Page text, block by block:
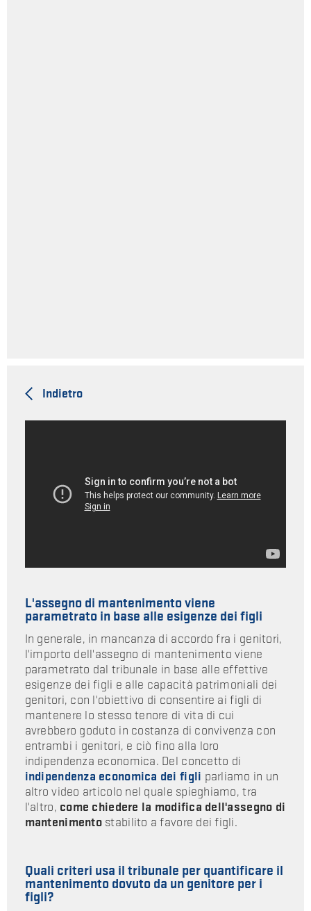
Indietro
L'assegno di mantenimento viene
parametrato in base alle esigenze dei figli
In generale, in mancanza di accordo fra i genitori,
l'importo dell'assegno di mantenimento viene
parametrato dal tribunale in base alle effettive
esigenze dei figli e alle capacità patrimoniali dei
genitori, con l'obiettivo di consentire ai figli di
mantenere lo stesso tenore di vita di cui
avrebbero goduto in costanza di convivenza con
entrambi i genitori, e ciò fino alla loro
indipendenza economica. Del concetto di
indipendenza economica dei figli parliamo in un
altro video articolo nel quale spieghiamo, tra
l'altro, come chiedere la modifica dell'assegno di
mantenimentostabilito a favore dei figli.
Quali criteri usa il tribunale per quantificare il
mantenimento dovuto da un genitore per i
figli?